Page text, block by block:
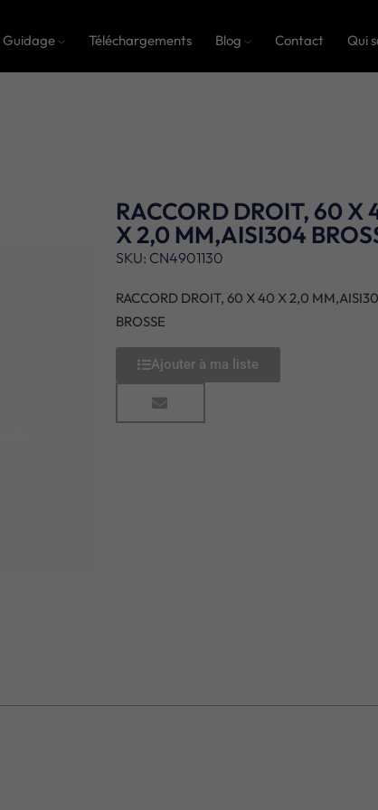
Guidage Téléchargements Blog Contact Qui
RACCORD DROIT, 60 X
X 2,0 MM,AISI304
SKU: CN4901130
RACCORD DROIT, 60 X 40 X 2,0
BROSSE
Ajouter à ma liste